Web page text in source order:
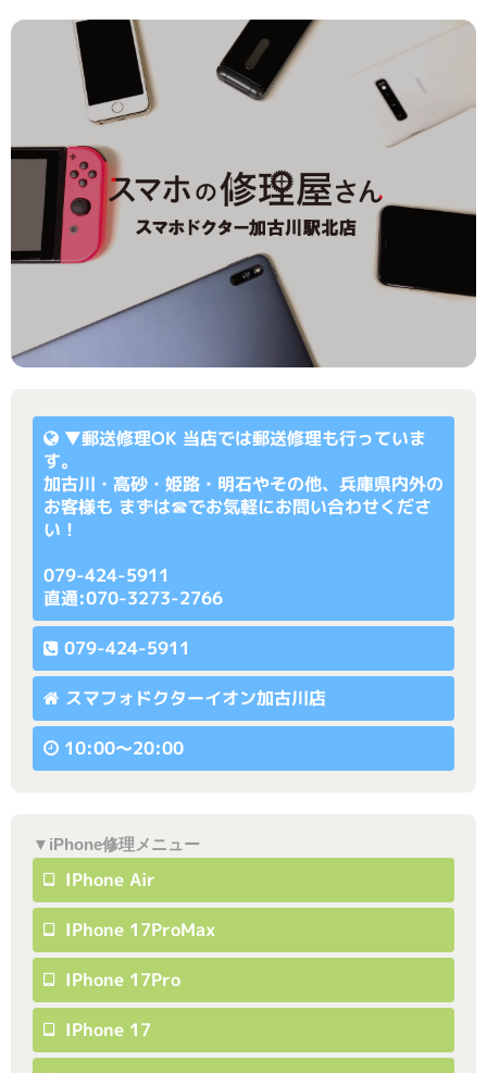
▼郵送修理OK 当店では郵送修理も行っていま
す。
加古川・高砂・姫路・明石やその他、兵庫県内外の
お客様も まずは☎でお気軽にお問い合わせくださ
い！
079-424-5911
直通:070-3273-2766
079-424-5911
スマフォドクターイオン加古川店
10:00〜20:00
▼iPhone修理メニュー
IPhone Air
IPhone 17ProMax
IPhone 17Pro
IPhone 17